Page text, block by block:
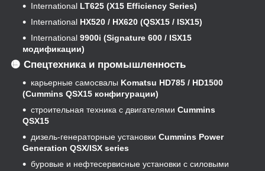
International LT625 (X15 Efficiency Series)
International HX520 / HX620 (QSX15 / ISX15)
International 9900i (Signature 600 / ISX15
модификации)
🟡 Спецтехника и промышленность
карьерные самосвалы Komatsu HD785 / HD1500
(Cummins QSX15 конфигурации)
строительная техника с двигателями Cummins
QSX15
дизель-генераторные установки Cummins Power
Generation QSX/ISX series
буровые и нефтесервисные установки с силовыми